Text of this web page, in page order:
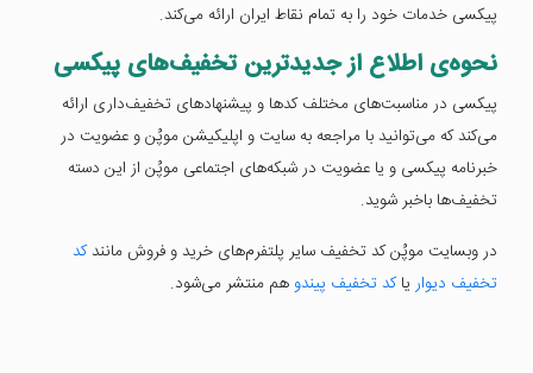
پیکسی خدمات خود را به تمام نقاط ایران ارائه می‌کند.
نحوه‌ی اطلاع از جدیدترین تخفیف‌های پیکسی
پیکسی در مناسبت‌های مختلف کدها و پیشنهادهای تخفیف‌داری ارائه
می‌کند که می‌توانید با مراجعه به سایت و اپلیکیشن موپُن و عضویت در
خبرنامه پیکسی و یا عضویت در شبکه‌های اجتماعی موپُن از این دسته
تخفیف‌ها باخبر شوید.
در وبسایت موپُن کد تخفیف سایر پلتفرم‌های خرید و فروش مانندکد
تخفیف دیوار یاکد تخفیف پیندو هم منتشر می‌شود.